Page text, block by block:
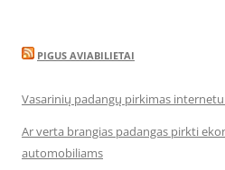
PIGUS AVIABILIETAI
Vasarinių padangų pirkimas
Ar verta brangias padangas pirkti
automobiliams